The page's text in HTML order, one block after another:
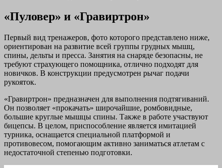
«Пуловер» и «Гравиртрон»
Первый вид тренажеров, фото которого представлено ниже,
ориентирован на развитие всей группы грудных мышц,
спины, дельты и пресса. Занятия на снаряде безопасны, не
требуют страхующего помощника, отлично подходят для
новичков. В конструкции предусмотрен рычаг подачи
рукояток.
«Гравиртрон» предназначен для выполнения подтягиваний.
Он позволяет «прокачать» широчайшие, ромбовидные,
большие круглые мышцы спины. Также в работе участвуют
бицепсы. В целом, приспособление является имитацией
турника, оснащается специальной платформой и
противовесом, помогающим активно заниматься атлетам с
недостаточной степенью подготовки.